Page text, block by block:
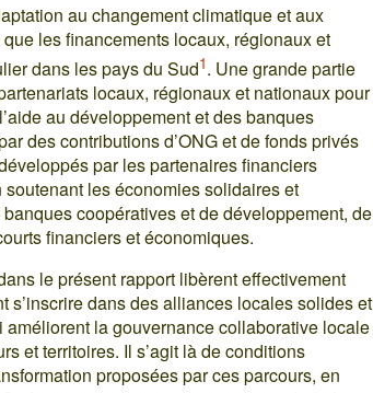
au changement climatique et aux
les financements locaux, régionaux et
dans les pays du Sud1. Une grande partie
locaux, régionaux et nationaux pour
au développement et des banques
des contributions d’ONG et de fonds privés
par les partenaires financiers
les économies solidaires et
coopératives et de développement, de
financiers et économiques.
le présent rapport libèrent effectivement
s’inscrire dans des alliances locales solides et
améliorent la gouvernance collaborative locale
et territoires. Il s’agit là de conditions
proposées par ces parcours, en